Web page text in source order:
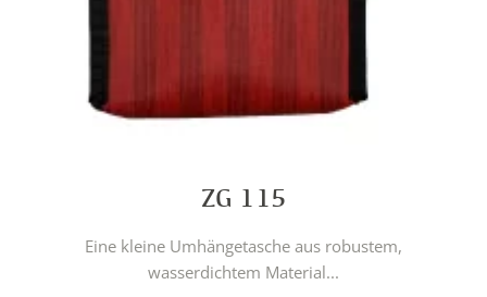
ZG 115
Eine kleine Umhängetasche aus robustem,
wasserdichtem Material...